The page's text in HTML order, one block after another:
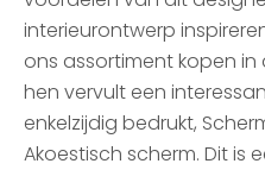
interieurontwerp
ons assortiment kopen in
hen vervult een
enkelzijdig bedrukt,
Akoestisch scherm. Dit is